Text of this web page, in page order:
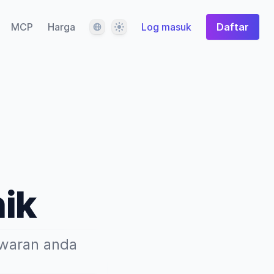
MCP Harga BahasaTema Log masuk Daftar
anda